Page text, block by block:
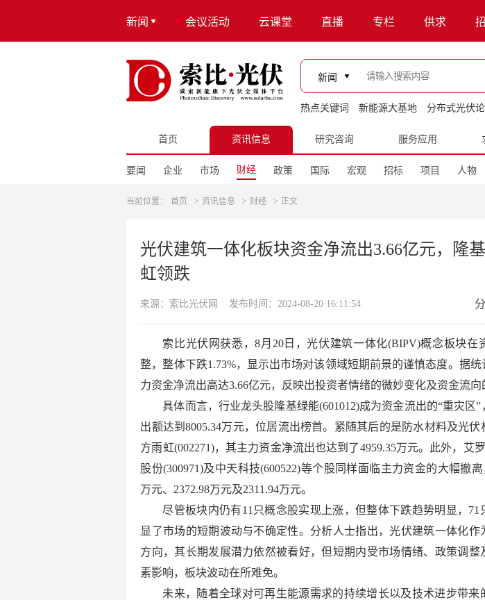
新闻 会议活动 云课堂 直播 专栏 供求
新闻
热点关键词 新能源大基地 分布式光伏
首页 资讯信息 研究咨询 服务应用
要闻 企业 市场 财经 政策 国际 宏观 招标 项目 人物
当前位置： 首页 > 资讯信息 > 财经 > 正文
光伏建筑一体化板块资金净流出3.66亿元，隆
虹领跌
来源：索比光伏网 发布时间：2024-08-20 16:11:54
索比光伏网获悉，8月20日，光伏建筑一体化(BIPV)概念板块在
整，整体下跌1.73%，显示出市场对该领域短期前景的谨慎态度。据
力资金净流出高达3.66亿元，反映出投资者情绪的微妙变化及资金流向
具体而言，行业龙头股隆基绿能(601012)成为资金流出的“重灾区
出额达到8005.34万元，位居流出榜首。紧随其后的是防水材料及光伏
方雨虹(002271)，其主力资金净流出也达到了4959.35万元。此外，艾
股份(300971)及中天科技(600522)等个股同样面临主力资金的大幅撤
万元、2372.98万元及2311.94万元。
尽管板块内仍有11只概念股实现上涨，但整体下跌趋势明显，71
显了市场的短期波动与不确定性。分析人士指出，光伏建筑一体化作
方向，其长期发展潜力依然被看好，但短期内受市场情绪、政策调整
素影响，板块波动在所难免。
未来，随着全球对可再生能源需求的持续增长以及技术进步带来